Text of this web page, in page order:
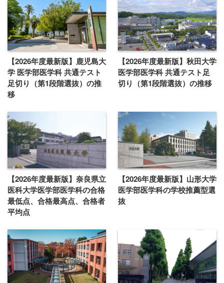
【2026年度最新版】鹿児島大
学 医学部医学科 共通テスト
足切り（第1段階選抜）の推
移
【2026年度最新版】秋田大学
医学部医学科 共通テスト足
切り（第1段階選抜）の推移
【2026年度最新版】奈良県立
医科大学医学部医学科の合格
最低点、合格最高点、合格者
平均点
【2026年度最新版】山形大学
医学部医学科の学校推薦型選
抜